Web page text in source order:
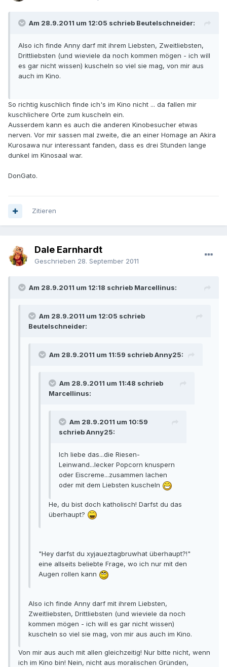
Am 28.9.2011 um 12:05 schrieb Beutelschneider:
Also ich finde Anny darf mit ihrem Liebsten, Zweitliebsten,
Drittliebsten (und wieviele da noch kommen mögen - ich will
es gar nicht wissen) kuscheln so viel sie mag, von mir aus
auch im Kino.
So richtig kuschlich finde ich's im Kino nicht ... da fallen mir
kuschlichere Orte zum kuscheln ein.
Ausserdem kann es auch die anderen Kinobesucher etwas
nerven. Vor mir sassen mal zweite, die an einer Homage an Akira
Kurosawa nur interessant fanden, dass es drei Stunden lange
dunkel im Kinosaal war.
DonGato.
Zitieren
Dale Earnhardt
Geschrieben 28. September 2011
Am 28.9.2011 um 12:18 schrieb Marcellinus:
Am 28.9.2011 um 12:05 schrieb
Beutelschneider:
Am 28.9.2011 um 11:59 schrieb Anny25:
Am 28.9.2011 um 11:48 schrieb
Marcellinus:
Am 28.9.2011 um 10:59
schrieb Anny25:
Ich liebe das...die Riesen-
Leinwand...lecker Popcorn knuspern
oder Eiscreme...zusammen lachen
oder mit dem Liebsten kuscheln
He, du bist doch katholisch! Darfst du das
überhaupt?
"Hey darfst du xyjaueztagbruwhat überhaupt?!"
eine allseits beliebte Frage, wo ich nur mit den
Augen rollen kann
Also ich finde Anny darf mit ihrem Liebsten,
Zweitliebsten, Drittliebsten (und wieviele da noch
kommen mögen - ich will es gar nicht wissen)
kuscheln so viel sie mag, von mir aus auch im Kino.
Von mir aus auch mit allen gleichzeitig! Nur bitte nicht, wenn
ich im Kino bin! Nein, nicht aus moralischen Gründen,